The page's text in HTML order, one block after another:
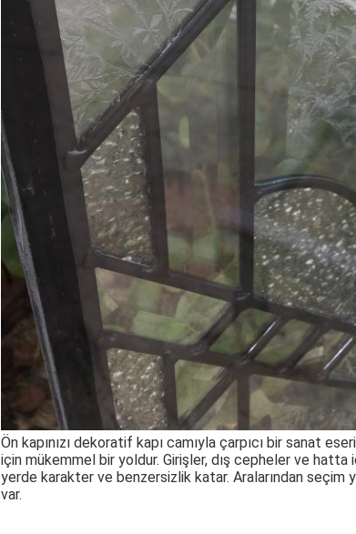
Ön kapınızı dekoratif kapı camıyla çarpıcı bir sanat
için mükemmel bir yoldur. Girişler, dış cepheler ve
yerde karakter ve benzersizlik katar. Aralarından seçim
var.